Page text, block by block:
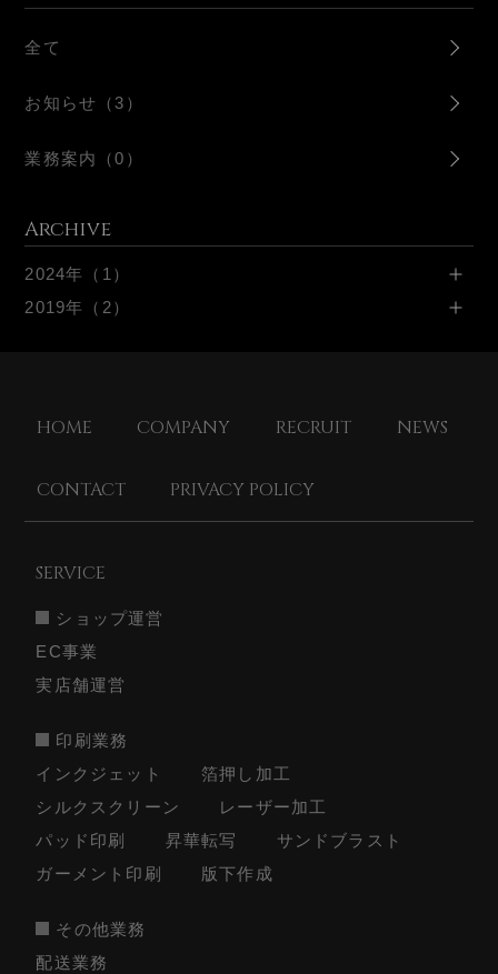
全て
お知らせ（3）
業務案内（0）
Archive
2024年（1）
2019年（2）
HOME COMPANY RECRUIT NEWS
CONTACT PRIVACY POLICY
SERVICE
ショップ運営
EC事業
実店舗運営
印刷業務
インクジェット
箔押し加工
シルクスクリーン
レーザー加工
パッド印刷
昇華転写
サンドブラスト
ガーメント印刷
版下作成
その他業務
配送業務